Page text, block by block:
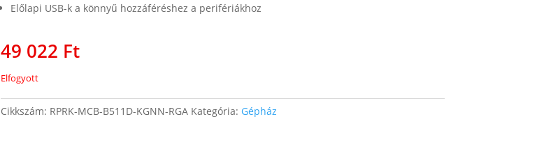
Előlapi USB-k a könnyű hozzáféréshez a perifériákhoz
49 022 Ft
Elfogyott
Cikkszám: RPRK-MCB-B511D-KGNN-RGA Kategória: Gépház